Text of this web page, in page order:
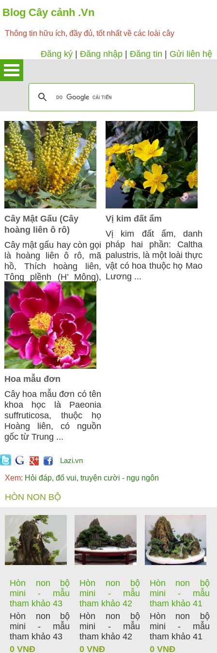
Blog Cây cảnh .Vn
Thông tin hữu ích, đầy đủ, tốt nhất về các loài cây
Đăng ký Đăng nhập Đăng tin Gửi liên hệ
Cây Mật Gấu (Cây
hoàng liên ô rô)
​Cây mật gấu hay còn gọi
là hoàng liên ô rô, mã
hồ, Thích hoàng liên,
Tông plềnh (H’ Mông),
tên khoa ...
Vị kim đất ẩm
Vị kim đất ẩm, danh
pháp hai phần: Caltha
palustris, là một loài thực
vật có hoa thuộc họ Mao
Lương ...
Hoa mẫu đơn
Cây hoa mẫu đơn có tên
khoa học là Paeonia
suffruticosa, thuộc họ
Hoàng liên, có nguồn
gốc từ Trung ...
Lazi.vn
Xem: Hỏi đáp, đố vui, truyện cười - ngụ ngôn
HÒN NON BỘ
Hòn non bộ
mini - mẫu
tham khảo 43
Hòn non bộ
mini - mẫu
tham khảo 43
0 VNĐ
Hòn non bộ
mini - mẫu
tham khảo 42
Hòn non bộ
mini - mẫu
tham khảo 42
0 VNĐ
Hòn non bộ
mini - mẫu
tham khảo 41
Hòn non bộ
mini - mẫu
tham khảo 41
0 VNĐ